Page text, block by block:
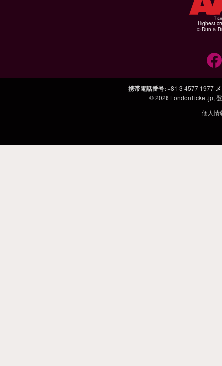
Highest
© Dun &
携帯電話番号: +81 3 4577 1977
© 2026 LondonTicket.jp,
個人情